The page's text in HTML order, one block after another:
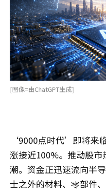
[图像=由ChatGPT生成]
‘9000点时代’即将来
涨接近100%。推动股
潮。资金正迅速流向半
士之外的材料、零部件